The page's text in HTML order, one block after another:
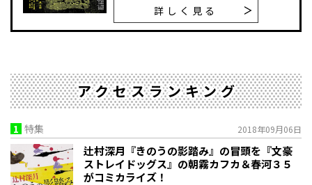
詳しく見る
アクセスランキング
1 特集 2018年09月06日
辻村深月『きのうの影踏み』の冒頭を『文豪
ストレイドッグス』の朝霧カフカ＆春河３５
がコミカライズ！